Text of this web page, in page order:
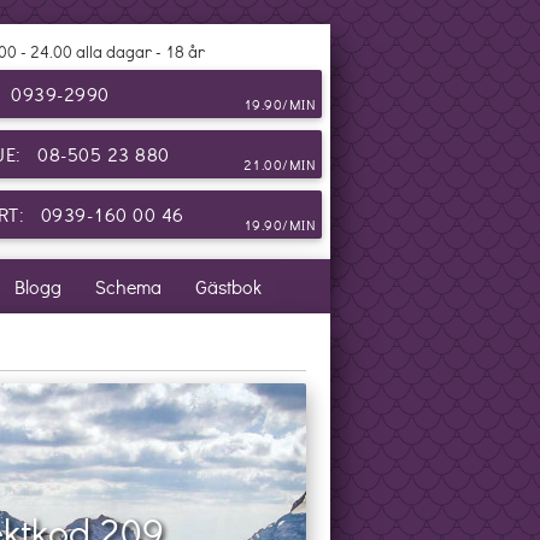
- 24.00 alla dagar - 18 år
0939-2990 19.90/MIN
08-505 23 880 21.00/MIN
0939-160 00 46 19.90/MIN
Blogg Schema Gästbok